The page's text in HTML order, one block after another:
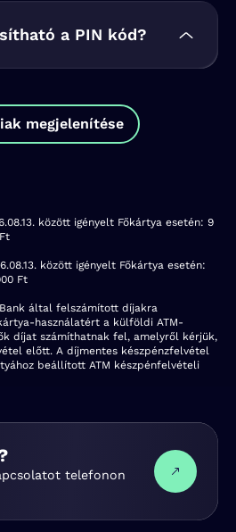
a PIN kód?
megjelenítése
között igényelt Főkártya esetén: 9
között igényelt Főkártya esetén:
Ft
által felszámított díjakra
használatért a külföldi ATM-
díjat számíthatnak fel, amelyről kérjük,
előtt. A díjmentes készpénzfelvétel
beállított ATM készpénfelvételi
telefonon